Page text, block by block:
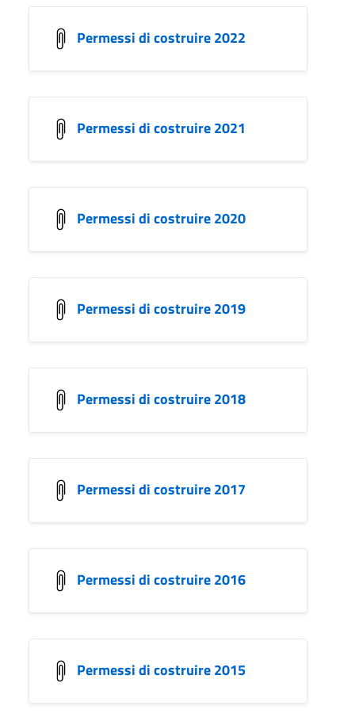
Permessi di costruire 2022
Permessi di costruire 2021
Permessi di costruire 2020
Permessi di costruire 2019
Permessi di costruire 2018
Permessi di costruire 2017
Permessi di costruire 2016
Permessi di costruire 2015